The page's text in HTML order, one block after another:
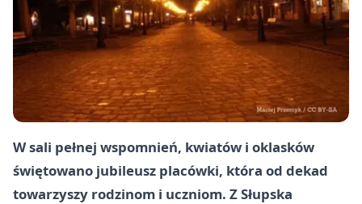
W sali pełnej wspomnień, kwiatów i oklasków
świętowano jubileusz placówki, która od dekad
towarzyszy rodzinom i uczniom. Z Słupska